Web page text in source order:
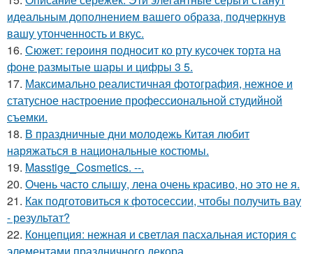
идеальным дополнением вашего образа, подчеркнув
вашу утонченность и вкус.
16. Сюжет: героиня подносит ко рту кусочек торта на
фоне размытые шары и цифры 3 5.
17. Максимально реалистичная фотография, нежное и
статусное настроение профессиональной студийной
съемки.
18. В праздничные дни молодежь Китая любит
наряжаться в национальные костюмы.
19. Masstige_Cosmetics. --.
20. Очень часто слышу, лена очень красиво, но это не я.
21. Как подготовиться к фотосессии, чтобы получить вау
- результат?
22. Концепция: нежная и светлая пасхальная история с